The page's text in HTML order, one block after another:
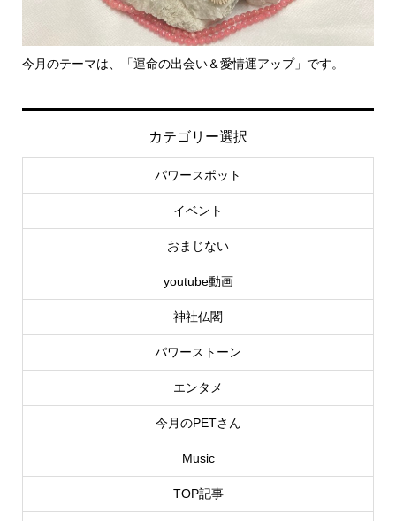
のテーマは、「運命の出会い＆愛情運アップ」です。
カテゴリー選択
パワースポット
イベント
おまじない
youtube動画
神社仏閣
パワーストーン
エンタメ
今月のPETさん
Music
TOP記事